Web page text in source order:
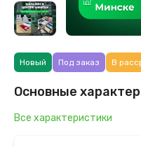
Новый Под заказ В
Основные
Все характеристики